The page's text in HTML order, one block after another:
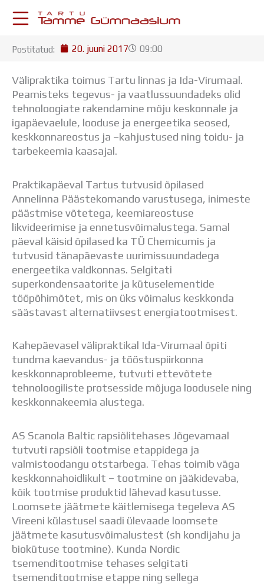
KESKKONNAD
Postkast
Drive
Tamme TV
Tamme Leht
Kooliraadio
Tunniplaan
Aastaplaan
Õppekava
Ainepassid
Huviringid
Õpilastööd (UPT)
Distantsõpe
Kodukord
Projektid
ÜLDINFO
Meie kool
Dokumendid
Uudised
Lapsevanemale
Vilistlastele
Õpilasesindus
Kontaktid
Tööpakkumised
Postitatud: 20. juuni 2017 09:00
Välipraktika toimus Tartu linnas ja Ida-Virumaal.
Peamisteks tegevus- ja vaatlussuundadeks olid
tehnoloogiate rakendamine mõju keskonnale ja
igapäevaelule, looduse ja energeetika seosed,
keskkonnareostus ja –kahjustused ning toidu- ja
tarbekeemia kaasajal.
Praktikapäeval Tartus tutvusid õpilased
Annelinna Päästekomando varustusega, inimeste
päästmise võtetega, keemiareostuse
likvideerimise ja ennetusvõimalustega. Samal
päeval käisid õpilased ka TÜ Chemicumis ja
tutvusid tänapäevaste uurimissuundadega
energeetika valdkonnas. Selgitati
superkondensaatorite ja kütuselementide
tööpõhimõtet, mis on üks võimalus keskkonda
säästavast alternatiivsest energiatootmisest.
Kahepäevasel välipraktikal Ida-Virumaal õpiti
tundma kaevandus- ja tööstuspiirkonna
keskkonnaprobleeme, tutvuti ettevõtete
tehnoloogiliste protsesside mõjuga loodusele ning
keskkonnakeemia alustega.
AS Scanola Baltic rapsiõlitehases Jõgevamaal
tutvuti rapsiõli tootmise etappidega ja
valmistoodangu otstarbega. Tehas toimib väga
keskkonnahoidlikult – tootmine on jääkidevaba,
kõik tootmise produktid lähevad kasutusse.
Loomsete jäätmete käitlemisega tegeleva AS
Vireeni külastusel saadi ülevaade loomsete
jäätmete kasutusvõimalustest (sh kondijahu ja
biokütuse tootmine). Kunda Nordic
tsemenditootmise tehases selgitati
tsemenditootmise etappe ning sellega